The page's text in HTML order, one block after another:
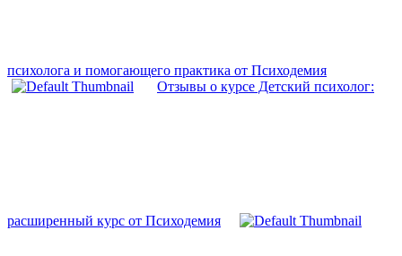
психолога и помогающего практика от Психодемия
Отзывы о курсе Детский психолог:
расширенный курс от Психодемия